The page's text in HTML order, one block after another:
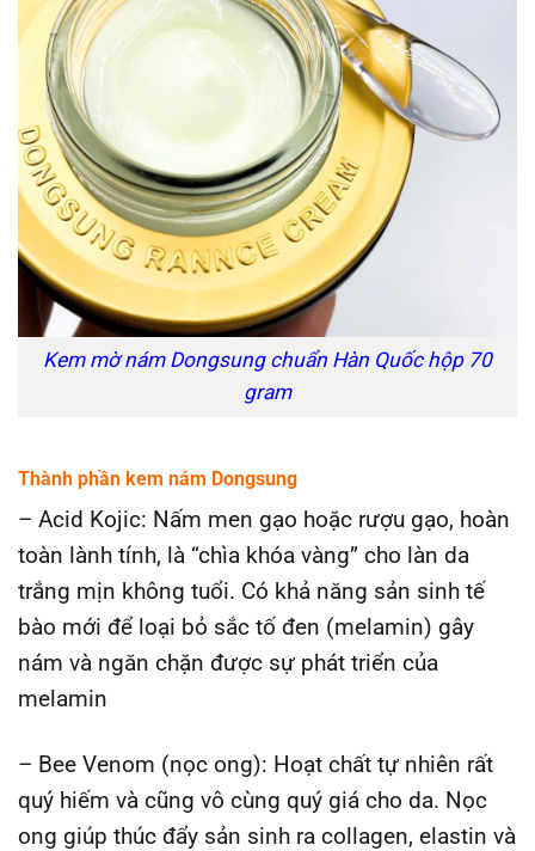
Kem mờ nám Dongsung chuẩn Hàn Quốc hộp 70
gram
Thành phần kem nám Dongsung
– Acid Kojic: Nấm men gạo hoặc rượu gạo, hoàn
toàn lành tính, là “chìa khóa vàng” cho làn da
trắng mịn không tuổi. Có khả năng sản sinh tế
bào mới để loại bỏ sắc tố đen (melamin) gây
nám và ngăn chặn được sự phát triển của
melamin
– Bee Venom (nọc ong): Hoạt chất tự nhiên rất
quý hiếm và cũng vô cùng quý giá cho da. Nọc
ong giúp thúc đẩy sản sinh ra collagen, elastin và